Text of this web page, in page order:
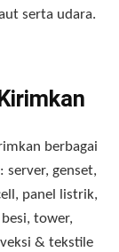
serta udara.
berbagai
server, genset,
panel listrik,
tower,
& tekstile